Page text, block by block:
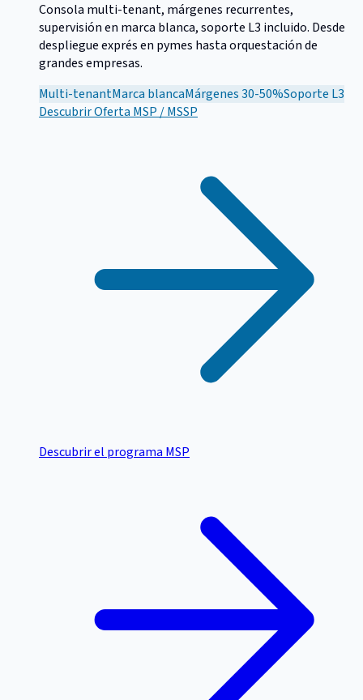
Consola multi-tenant, márgenes recurrentes,
supervisión en marca blanca, soporte L3 incluido. Desde
despliegue exprés en pymes hasta orquestación de
grandes empresas.
Multi-tenantMarca blancaMárgenes 30-50%Soporte L3
DescubrirOferta MSP / MSSP
Descubrir el programa MSP